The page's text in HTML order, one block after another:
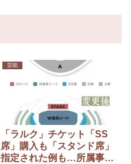
芸能
「ラルク」チケット「SS
席」購入も「スタンド席」
指定された例も…所属事務